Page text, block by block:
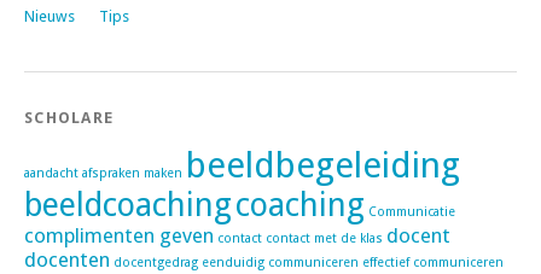
Nieuws Tips
SCHOLARE
aandacht afspraken maken beeldbegeleiding
beeldcoachingcoaching Communicatie
complimenten geven contact contact met de klas docent
docenten docentgedrag eenduidig communiceren effectief communiceren